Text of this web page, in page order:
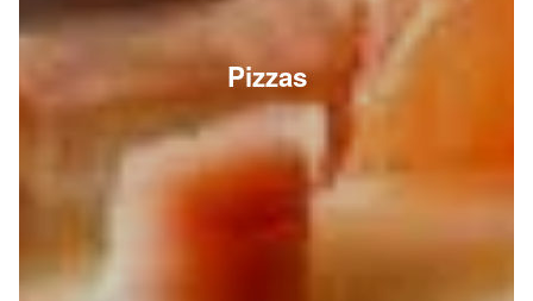
Pizzas